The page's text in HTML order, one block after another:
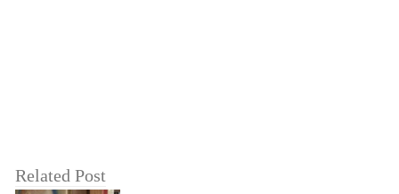
Related Post